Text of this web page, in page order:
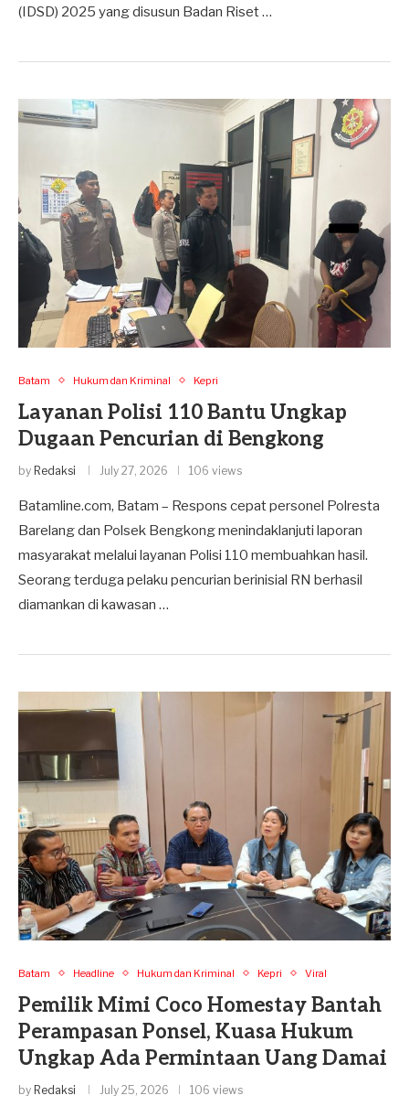
(IDSD) 2025 yang disusun Badan Riset …
Batam Hukum dan Kriminal Kepri
Layanan Polisi 110 Bantu Ungkap
Dugaan Pencurian di Bengkong
by Redaksi July 27, 2026 106 views
Batamline.com, Batam – Respons cepat personel Polresta
Barelang dan Polsek Bengkong menindaklanjuti laporan
masyarakat melalui layanan Polisi 110 membuahkan hasil.
Seorang terduga pelaku pencurian berinisial RN berhasil
diamankan di kawasan …
Batam Headline Hukum dan Kriminal Kepri Viral
Pemilik Mimi Coco Homestay Bantah
Perampasan Ponsel, Kuasa Hukum
Ungkap Ada Permintaan Uang Damai
by Redaksi July 25, 2026 106 views